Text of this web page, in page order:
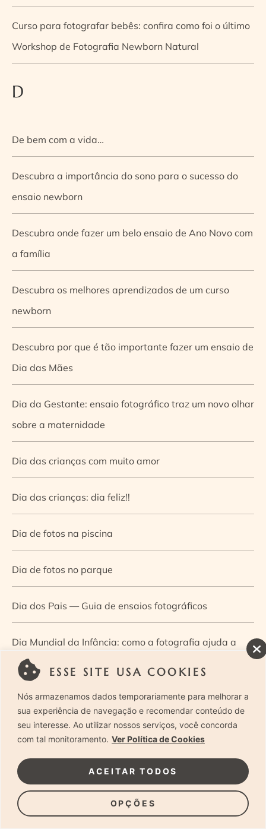
ESSE SITE USA COOKIES
Nós armazenamos dados temporariamente para melhorar a
sua experiência de navegação e recomendar conteúdo de
seu interesse. Ao utilizar nossos serviços, você concorda
com tal monitoramento. Ver Política de Cookies
OPÇÕES
ACEITAR TODOS
Curso para fotografar bebês: confira como foi o último
Workshop de Fotografia Newborn Natural
D
De bem com a vida…
Descubra a importância do sono para o sucesso do
ensaio newborn
Descubra onde fazer um belo ensaio de Ano Novo com
a família
Descubra os melhores aprendizados de um curso
newborn
Descubra por que é tão importante fazer um ensaio de
Dia das Mães
Dia da Gestante: ensaio fotográfico traz um novo olhar
sobre a maternidade
Dia das crianças com muito amor
Dia das crianças: dia feliz!!
Dia de fotos na piscina
Dia de fotos no parque
Dia dos Pais — Guia de ensaios fotográficos
Dia Mundial da Infância: como a fotografia ajuda a
construir a memória e a identidade da criança
Diário de uma grávida e sua pequena
Dica de especialista: como otimizar o fluxo de trabalho
no ensaio newborn?
Dica de especialista: qual o melhor guia de poses para
fotografia newborn?